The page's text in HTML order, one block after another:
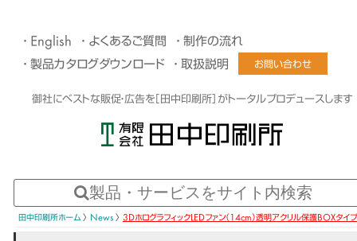
English よくあるご質問
制作の流れ
製品カタログダウンロード
取扱説明 お問い合わせ
御社にベストな販促・広告を［田中印刷所］がトータルプロデュースします
田中印刷所ホーム〉 News 〉 3DホログラフィックLEDファン（14cm）透明アクリル保護BOXタイ